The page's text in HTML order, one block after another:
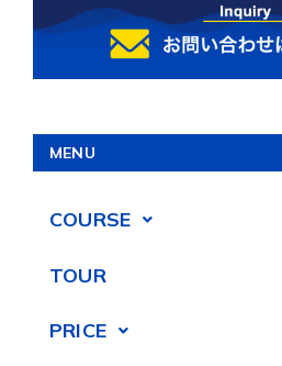
MENU
COURSE
TOUR
PRICE